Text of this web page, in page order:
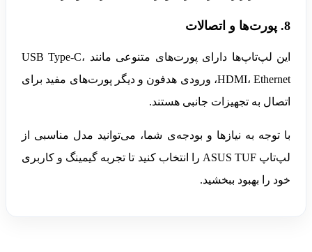
8. پورت‌ها و اتصالات
این لپ‌تاپ‌ها دارای پورت‌های متنوعی مانند USB Type-C،
HDMI، Ethernet، ورودی هدفون و دیگر پورت‌های مفید برای
اتصال به تجهیزات جانبی هستند.
با توجه به نیازها و بودجه‌ی شما، می‌توانید مدل مناسبی از
لپ‌تاپ ASUS TUF را انتخاب کنید تا تجربه گیمینگ و کاربری
خود را بهبود ببخشید.